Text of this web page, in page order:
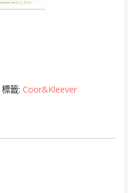
標籤: Coor&Kleever